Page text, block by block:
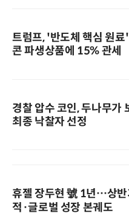
트럼프, '반도체 핵심 원료
콘 파생상품에 15% 관세
경찰 압수 코인, 두나무가
최종 낙찰자 선정
휴젤 장두현 號 1년…상반
적·글로벌 성장 본궤도